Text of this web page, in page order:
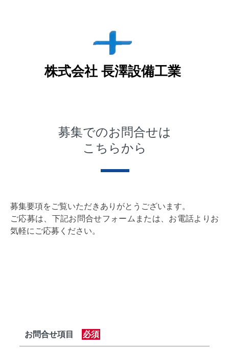
株式会社 長澤設備工業
募集でのお問合せは
こちらから
募集要項をご覧いただきありがとうございます。
ご応募は、下記お問合せフォームまたは、お電話よりお
気軽にご応募ください。
お問合せ項目 必須